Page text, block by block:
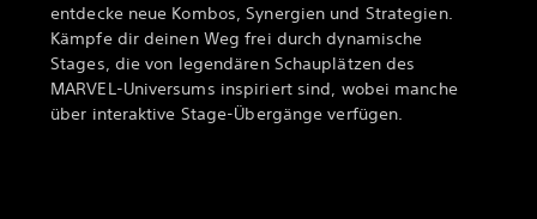
entdecke neue Kombos, Synergien und Strategien.
Kämpfe dir deinen Weg frei durch dynamische
Stages, die von legendären Schauplätzen des
MARVEL-Universums inspiriert sind, wobei manche
über interaktive Stage-Übergänge verfügen.